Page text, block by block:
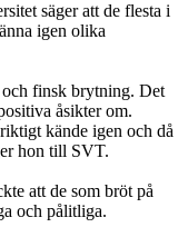
säger att de flesta i
igen olika
och finsk brytning. Det
åsikter om.
kände igen och då
hon till SVT.
att de som bröt på
och pålitliga.